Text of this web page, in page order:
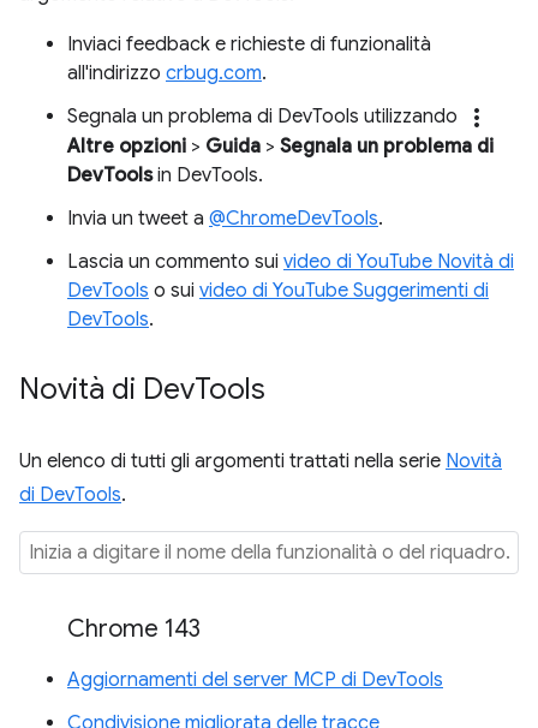
Inviaci feedback e richieste di funzionalità
all'indirizzo crbug.com.
Segnala un problema di DevTools utilizzando
more_vert
Altre opzioni > Guida > Segnala un problema di
DevToolsin DevTools.
Invia un tweet a @ChromeDevTools.
Lascia un commento sui video di YouTube Novità di
DevTools o sui video di YouTube Suggerimenti di
DevTools.
Novità di DevTools
Un elenco di tutti gli argomenti trattati nella serie Novità
di DevTools.
Chrome 143
Aggiornamenti del server MCP di DevTools